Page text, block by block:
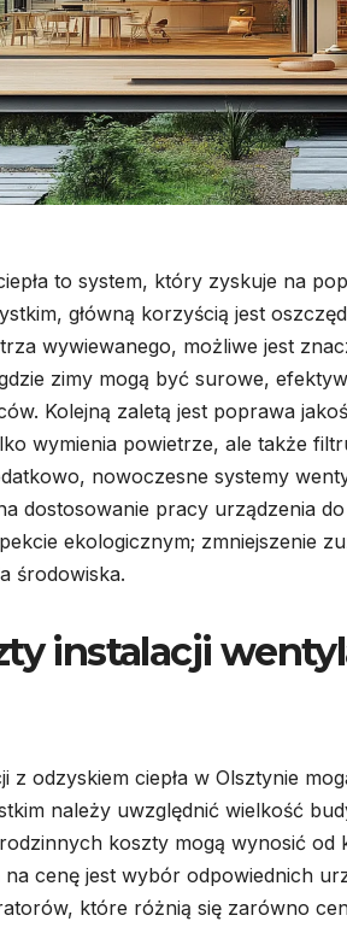
to system, który zyskuje na
główną korzyścią jest
wywiewanego, możliwe jest
zimy mogą być surowe,
Kolejną zaletą jest poprawa
wymienia powietrze, ale także
nowoczesne systemy
dostosowanie pracy urządzenia
ekologicznym; zmniejszenie
środowiska.
instalacji
z odzyskiem ciepła w Olsztynie
należy uwzględnić wielkość
koszty mogą wynosić od
na cenę jest wybór odpowiednich
które różnią się zarówno